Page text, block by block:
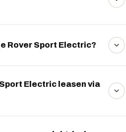
WLTP-actieradius rond de
Rover Sport Electric?
waarmee de accu in ongeveer
procent gaat.
Electric leasen via